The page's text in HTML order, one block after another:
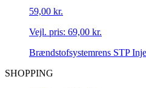
59,00 kr.
Vejl. pris: 69,00 kr.
Brændstofsystemrens STP
SHOPPING